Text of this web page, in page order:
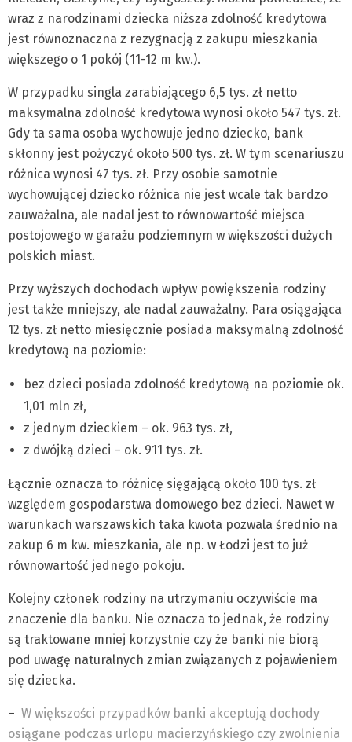
wraz z narodzinami dziecka niższa zdolność kredytowa
jest równoznaczna z rezygnacją z zakupu mieszkania
większego o 1 pokój (11-12 m kw.).
W przypadku singla zarabiającego 6,5 tys. zł netto
maksymalna zdolność kredytowa wynosi około 547 tys. zł.
Gdy ta sama osoba wychowuje jedno dziecko, bank
skłonny jest pożyczyć około 500 tys. zł. W tym scenariuszu
różnica wynosi 47 tys. zł. Przy osobie samotnie
wychowującej dziecko różnica nie jest wcale tak bardzo
zauważalna, ale nadal jest to równowartość miejsca
postojowego w garażu podziemnym w większości dużych
polskich miast.
Przy wyższych dochodach wpływ powiększenia rodziny
jest także mniejszy, ale nadal zauważalny. Para osiągająca
12 tys. zł netto miesięcznie posiada maksymalną zdolność
kredytową na poziomie:
bez dzieci posiada zdolność kredytową na poziomie ok.
1,01 mln zł,
z jednym dzieckiem – ok. 963 tys. zł,
z dwójką dzieci – ok. 911 tys. zł.
Łącznie oznacza to różnicę sięgającą około 100 tys. zł
względem gospodarstwa domowego bez dzieci. Nawet w
warunkach warszawskich taka kwota pozwala średnio na
zakup 6 m kw. mieszkania, ale np. w Łodzi jest to już
równowartość jednego pokoju.
Kolejny członek rodziny na utrzymaniu oczywiście ma
znaczenie dla banku. Nie oznacza to jednak, że rodziny
są traktowane mniej korzystnie czy że banki nie biorą
pod uwagę naturalnych zmian związanych z pojawieniem
się dziecka.
– W większości przypadków banki akceptują dochody
osiągane podczas urlopu macierzyńskiego czy zwolnienia